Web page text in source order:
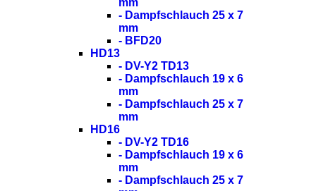
mm
- Dampfschlauch 25 x 7
mm
- BFD20
HD13
- DV-Y2 TD13
- Dampfschlauch 19 x 6
mm
- Dampfschlauch 25 x 7
mm
HD16
- DV-Y2 TD16
- Dampfschlauch 19 x 6
mm
- Dampfschlauch 25 x 7